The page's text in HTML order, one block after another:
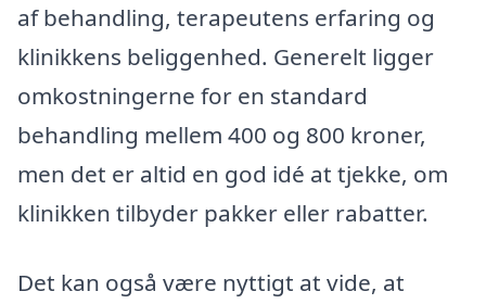
af behandling, terapeutens erfaring og
klinikkens beliggenhed. Generelt ligger
omkostningerne for en standard
behandling mellem 400 og 800 kroner,
men det er altid en god idé at tjekke, om
klinikken tilbyder pakker eller rabatter.
Det kan også være nyttigt at vide, at